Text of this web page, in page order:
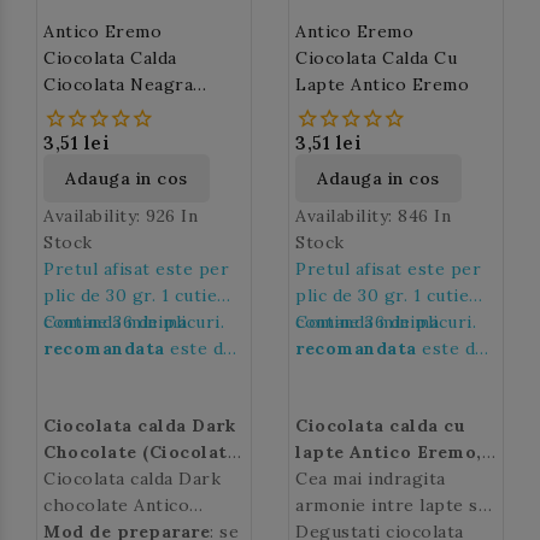
Antico Eremo
Ciocolata Calda
Ciocolata Neagra
(Dark) Antico Eremo
3,51 lei
Adauga in cos
Availability: 926 In
Stock
Pretul afisat este per
plic de 30 gr. 1 cutie
contine 36 de plicuri.
Comanda minima
recomandata este de
Ciocolata calda Dark
Chocolate (Ciocolata
neagra) Antico
Eremo,se prepara la
Espressor
Ciocolata calda Dark
chocolate Antico
Eremo are o aroma
Mod de preparare: se
Antico Eremo
Ciocolata Calda Cu
Lapte Antico Eremo
3,51 lei
Adauga in cos
Availability: 846 In
Stock
Pretul afisat este per
plic de 30 gr. 1 cutie
contine 36 de plicuri.
Comanda minima
recomandata este de
Ciocolata calda cu
lapte Antico Eremo,
se prepara la
Espressor
Cea mai indragita
armonie intre lapte si
cacao!
Degustati ciocolata